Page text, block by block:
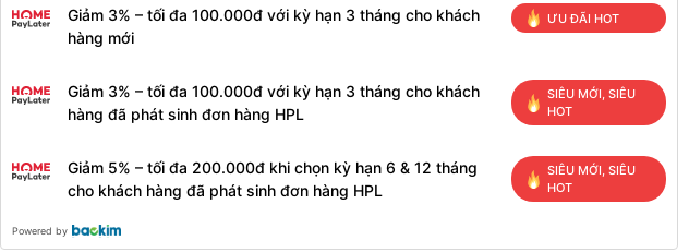
Giảm 3% – tối đa 100.000đ với kỳ hạn 3 tháng cho khách
hàng mới
ƯU ĐÃI HOT
Giảm 3% – tối đa 100.000đ với kỳ hạn 3 tháng cho khách
hàng đã phát sinh đơn hàng HPL
SIÊU MỚI, SIÊU
HOT
Giảm 5% – tối đa 200.000đ khi chọn kỳ hạn 6 & 12 tháng
cho khách hàng đã phát sinh đơn hàng HPL
SIÊU MỚI, SIÊU
HOT
Powered by